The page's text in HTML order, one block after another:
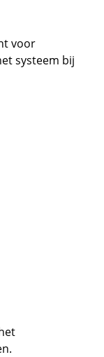
voor
systeem bij